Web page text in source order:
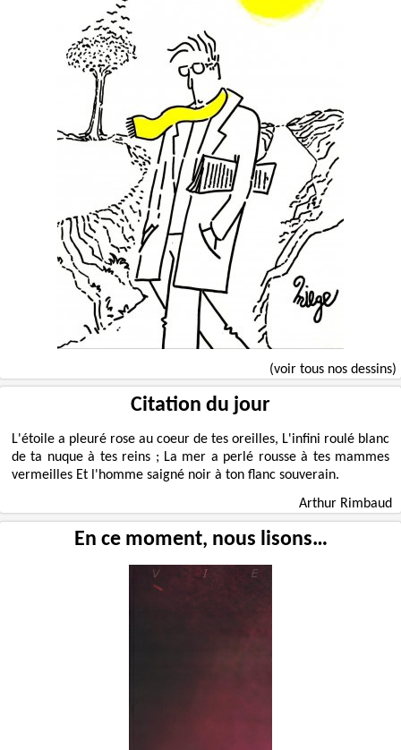
(voir tous nos dessins)
Citation du jour
L'étoile a pleuré rose au coeur de tes oreilles, L'infini roulé blanc
de ta nuque à tes reins ; La mer a perlé rousse à tes mammes
vermeilles Et l'homme saigné noir à ton flanc souverain.
Arthur Rimbaud
En ce moment, nous lisons…